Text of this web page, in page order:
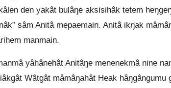
den yakât bulâŋe aksisihâk tetem
sâm Anitâ mepaemain. Anitâ ikŋak
manmain.
yâhânehât Anitâŋe menenekmâ nine
Wâtgât mâmâŋahât Heak